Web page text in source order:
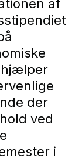
af
hjælper
der
ved
i